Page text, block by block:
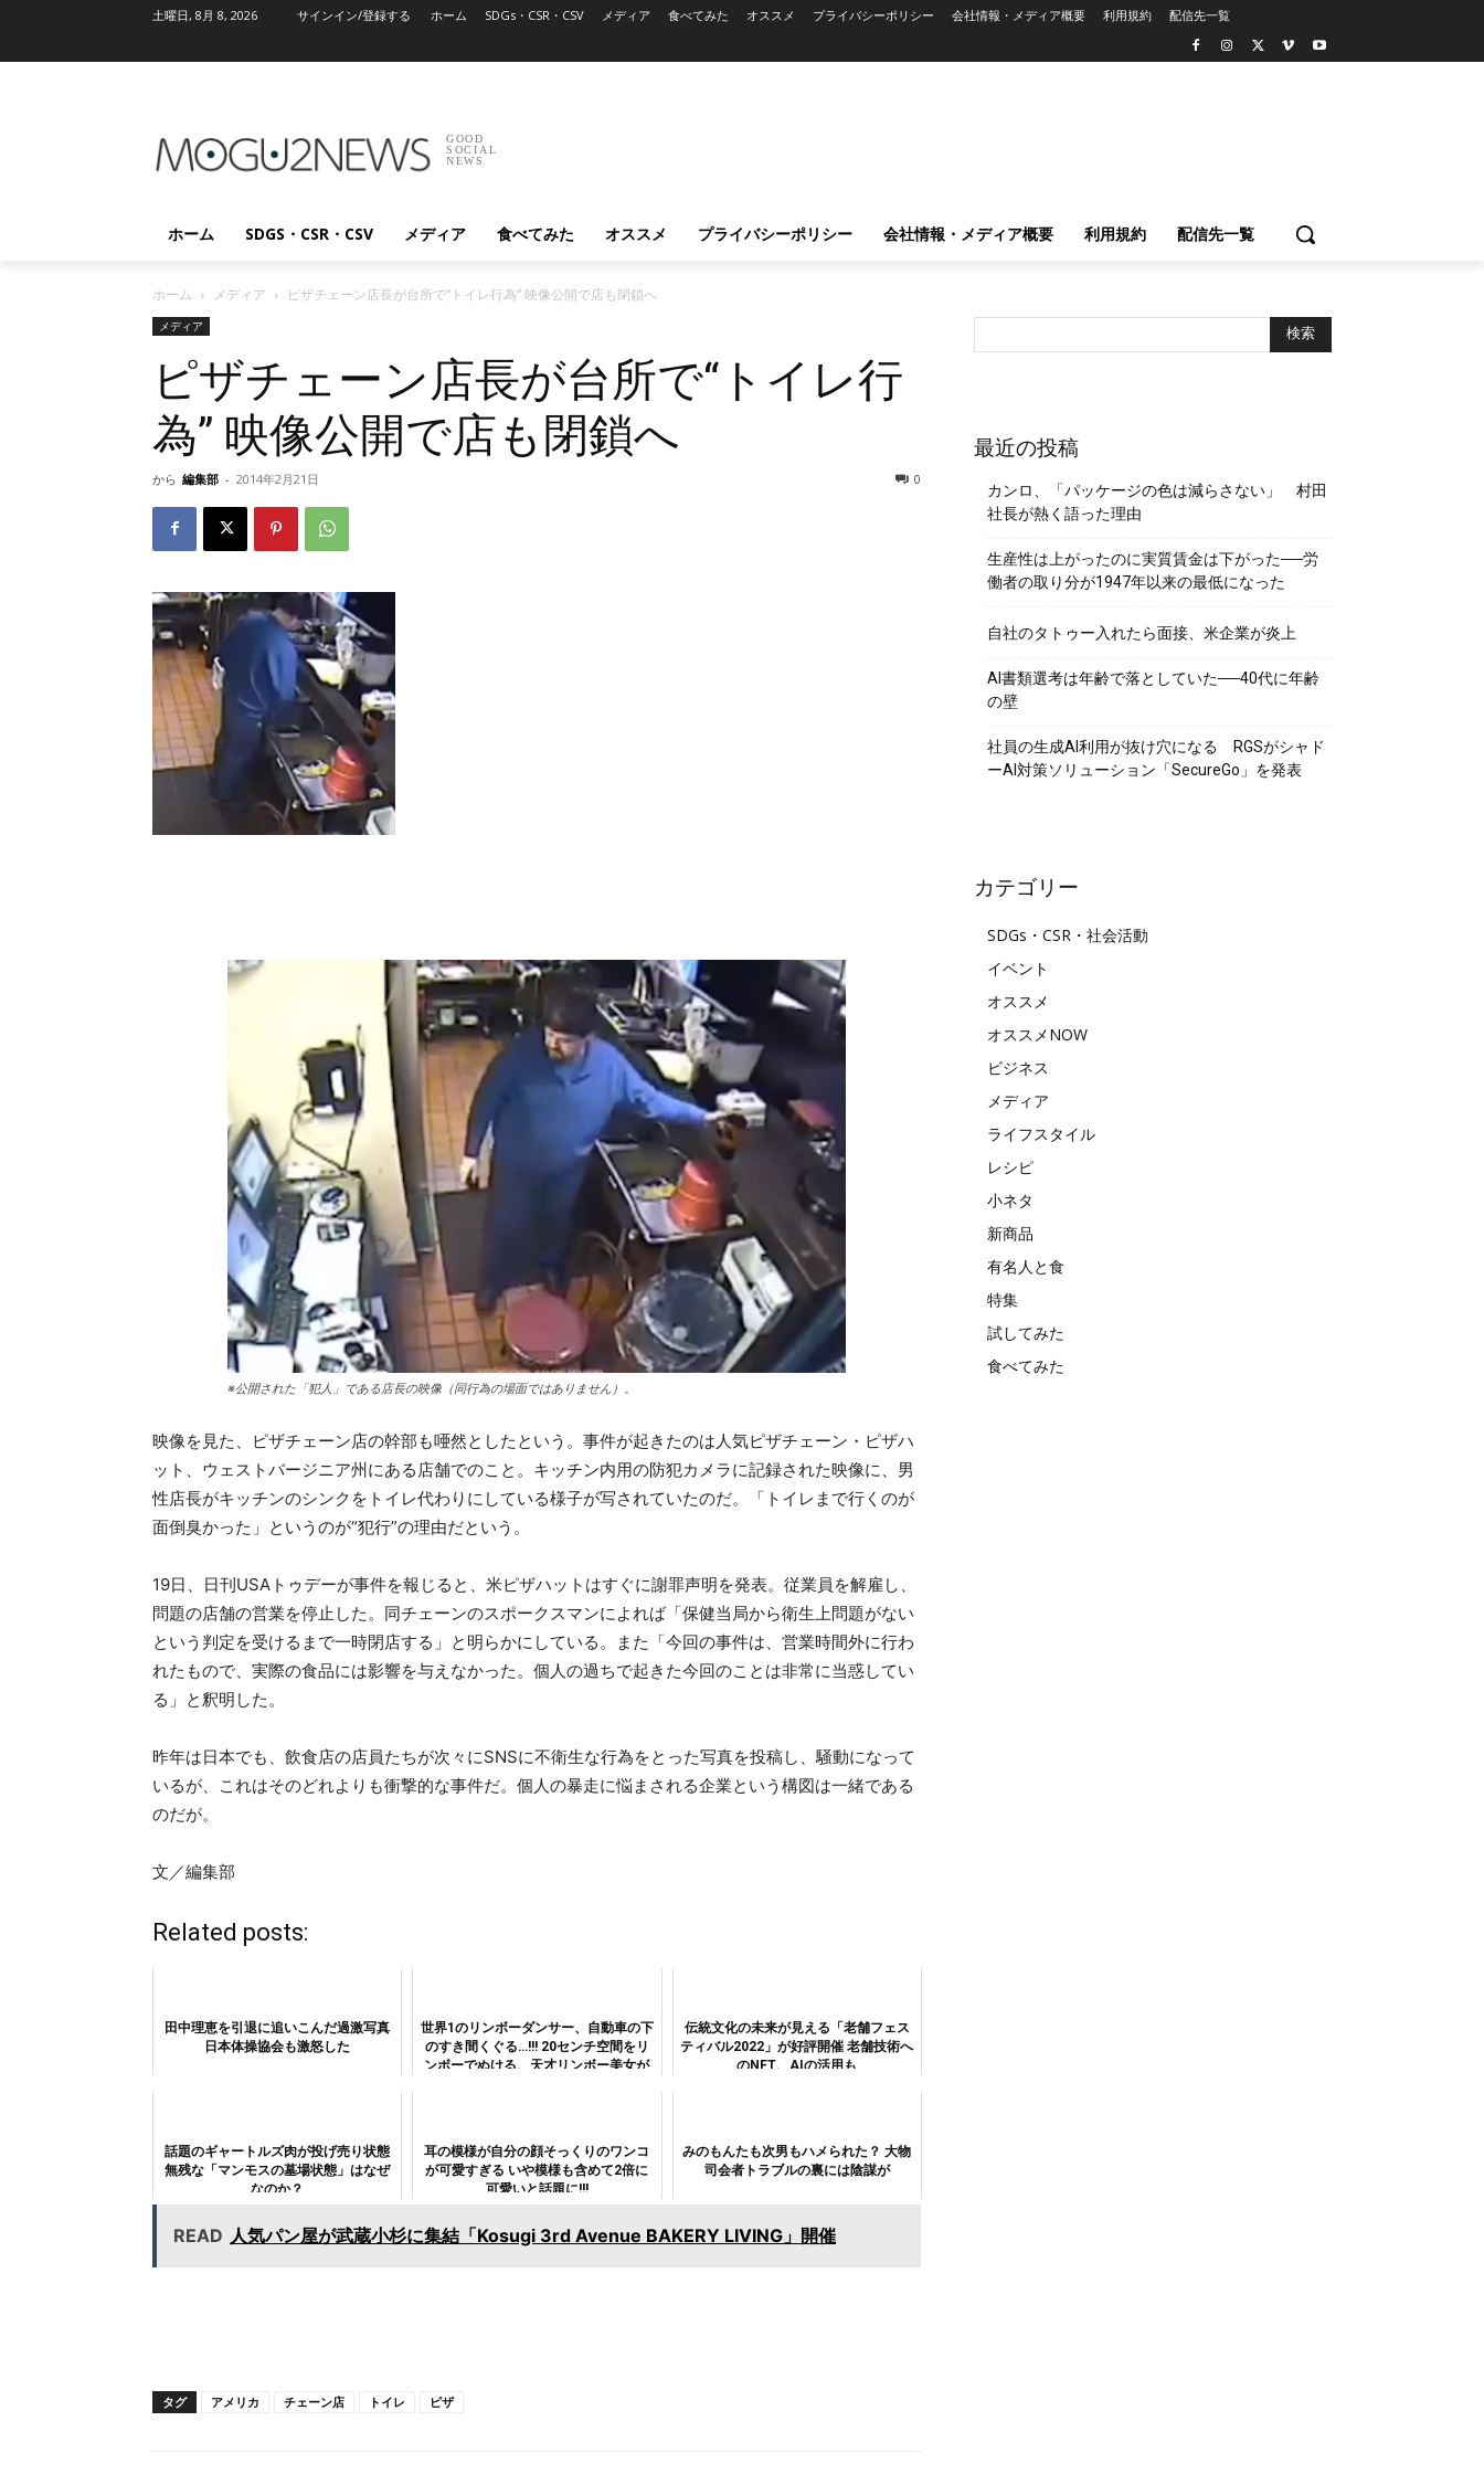
土曜日, 8月 8, 2026 サインイン/登録する ホーム SDGs・CSR・CSV メディア 食べてみた オススメ プライバシーポリシー 会社情報・メディア概要 利用規約 配信先一覧
GOOD
SOCIAL
NEWS
ホーム SDGS・CSR・CSV メディア 食べてみた オススメ プライバシーポリシー 会社情報・メディア概要 利用規約 配信先一覧
ホーム メディア ピザチェーン店長が台所で“トイレ行為” 映像公開で店も閉鎖へ
メディア
ピザチェーン店長が台所で“トイレ行
為” 映像公開で店も閉鎖へ
から 編集部 - 2014年2月21日 0
※公開された「犯人」である店長の映像（同行為の場面ではありません）。
映像を見た、ピザチェーン店の幹部も唖然としたという。事件が起きたのは人気ピザチェーン・ピザハ
ット、ウェストバージニア州にある店舗でのこと。キッチン内用の防犯カメラに記録された映像に、男
性店長がキッチンのシンクをトイレ代わりにしている様子が写されていたのだ。「トイレまで行くのが
面倒臭かった」というのが“犯行”の理由だという。
19日、日刊USAトゥデーが事件を報じると、米ピザハットはすぐに謝罪声明を発表。従業員を解雇し、
問題の店舗の営業を停止した。同チェーンのスポークスマンによれば「保健当局から衛生上問題がない
という判定を受けるまで一時閉店する」と明らかにしている。また「今回の事件は、営業時間外に行わ
れたもので、実際の食品には影響を与えなかった。個人の過ちで起きた今回のことは非常に当惑してい
る」と釈明した。
昨年は日本でも、飲食店の店員たちが次々にSNSに不衛生な行為をとった写真を投稿し、騒動になって
いるが、これはそのどれよりも衝撃的な事件だ。個人の暴走に悩まされる企業という構図は一緒である
のだが。
文／編集部
Related posts:
田中理恵を引退に追いこんだ過激写真
日本体操協会も激怒した
世界1のリンボーダンサー、自動車の下
のすき間くぐる…!!! 20センチ空間をリ
ンボーでぬける、天才リンボー美女が
伝統文化の未来が見える「老舗フェス
ティバル2022」が好評開催 老舗技術へ
のNFT、AIの活用も
話題のギャートルズ肉が投げ売り状態
無残な「マンモスの墓場状態」はなぜ
なのか？
耳の模様が自分の顔そっくりのワンコ
が可愛すぎる いや模様も含めて2倍に
可愛いと話題に!!!
みのもんたも次男もハメられた？ 大物
司会者トラブルの裏には陰謀が
READ 人気パン屋が武蔵小杉に集結「Kosugi 3rd Avenue BAKERY LIVING」開催
タグ アメリカ チェーン店 トイレ ピザ
最近の投稿
カンロ、「パッケージの色は減らさない」 村田
社長が熱く語った理由
生産性は上がったのに実質賃金は下がった──労
働者の取り分が1947年以来の最低になった
自社のタトゥー入れたら面接、米企業が炎上
AI書類選考は年齢で落としていた──40代に年齢
の壁
社員の生成AI利用が抜け穴になる RGSがシャド
ーAI対策ソリューション「SecureGo」を発表
カテゴリー
SDGs・CSR・社会活動
イベント
オススメ
オススメNOW
ビジネス
メディア
ライフスタイル
レシピ
小ネタ
新商品
有名人と食
特集
試してみた
食べてみた